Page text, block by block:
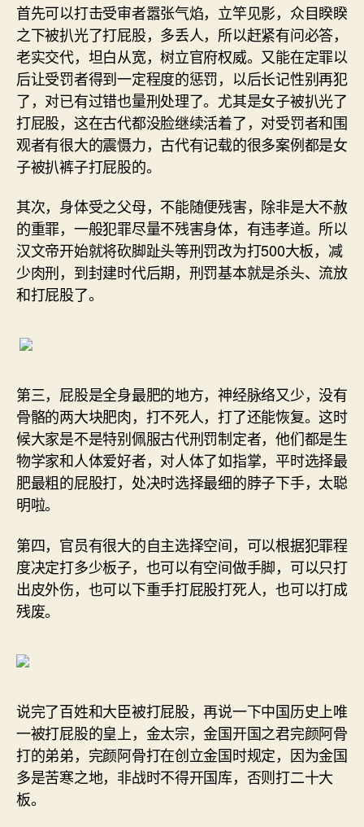
首先可以打击受审者嚣张气焰，立竿见影，众目睽睽
之下被扒光了打屁股，多丢人，所以赶紧有问必答，
老实交代，坦白从宽，树立官府权威。又能在定罪以
后让受罚者得到一定程度的惩罚，以后长记性别再犯
了，对已有过错也量刑处理了。尤其是女子被扒光了
打屁股，这在古代都没脸继续活着了，对受罚者和围
观者有很大的震慑力，古代有记载的很多案例都是女
子被扒裤子打屁股的。
其次，身体受之父母，不能随便残害，除非是大不赦
的重罪，一般犯罪尽量不残害身体，有违孝道。所以
汉文帝开始就将砍脚趾头等刑罚改为打500大板，减
少肉刑，到封建时代后期，刑罚基本就是杀头、流放
和打屁股了。
第三，屁股是全身最肥的地方，神经脉络又少，没有
骨骼的两大块肥肉，打不死人，打了还能恢复。这时
候大家是不是特别佩服古代刑罚制定者，他们都是生
物学家和人体爱好者，对人体了如指掌，平时选择最
肥最粗的屁股打，处决时选择最细的脖子下手，太聪
明啦。
第四，官员有很大的自主选择空间，可以根据犯罪程
度决定打多少板子，也可以有空间做手脚，可以只打
出皮外伤，也可以下重手打屁股打死人，也可以打成
残废。
说完了百姓和大臣被打屁股，再说一下中国历史上唯
一被打屁股的皇上，金太宗，金国开国之君完颜阿骨
打的弟弟，完颜阿骨打在创立金国时规定，因为金国
多是苦寒之地，非战时不得开国库，否则打二十大
板。